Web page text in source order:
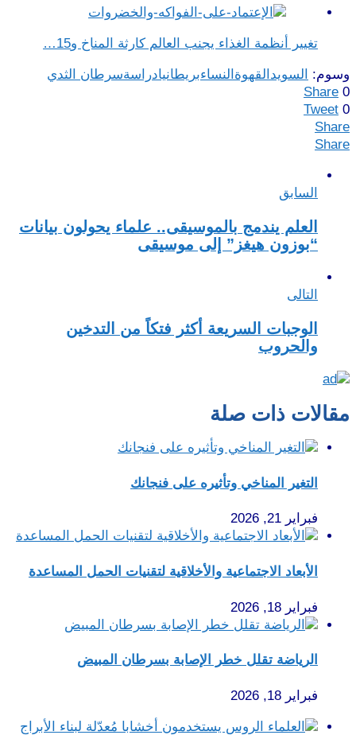
تغيير أنظمة الغذاء يجنب العالم كارثة المناخ و15…
وسوم: السويد القهوة النساءبريطانيادراسةسرطان الثدي
Share 0
Tweet 0
Share
Share
السابق
العلم يندمج بالموسيقى.. علماء يحولون بيانات
“بوزون هيغز” إلى موسيقى
التالى
الوجبات السريعة أكثر فتكاً من التدخين
والحروب
مقالات ذات صلة
التغير المناخي وتأثيره على فنجانك
فبراير 21, 2026
الأبعاد الاجتماعية والأخلاقية لتقنيات الحمل المساعدة
فبراير 18, 2026
الرياضة تقلل خطر الإصابة بسرطان المبيض
فبراير 18, 2026